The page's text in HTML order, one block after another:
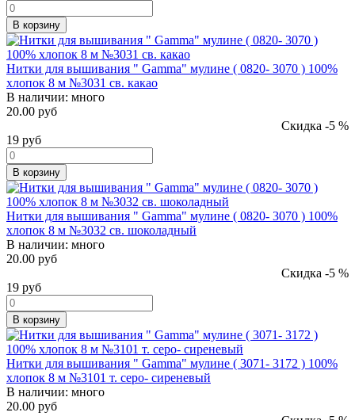
В корзину
Нитки для вышивания " Gamma" мулине ( 0820- 3070 ) 100%
хлопок 8 м №3031 св. какао
В наличии: много
20.00 руб
Скидка -5 %
19 руб
В корзину
Нитки для вышивания " Gamma" мулине ( 0820- 3070 ) 100%
хлопок 8 м №3032 св. шоколадный
В наличии: много
20.00 руб
Скидка -5 %
19 руб
В корзину
Нитки для вышивания " Gamma" мулине ( 3071- 3172 ) 100%
хлопок 8 м №3101 т. серо- сиреневый
В наличии: много
20.00 руб